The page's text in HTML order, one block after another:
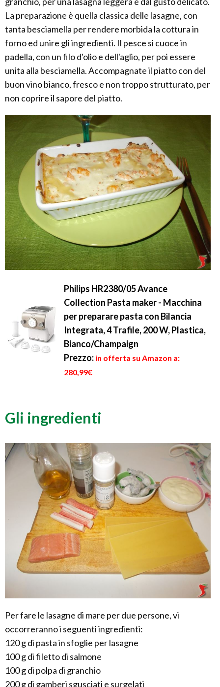
La preparazione è quella classica delle lasagne, con
tanta besciamella per rendere morbida la cottura in
forno ed unire gli ingredienti. Il pesce si cuoce in
padella, con un filo d'olio e dell'aglio, per poi essere
unita alla besciamella. Accompagnate il piatto con del
buon vino bianco, fresco e non troppo strutturato, per
non coprire il sapore del piatto.
Philips HR2380/05 Avance
Collection Pasta maker - Macchina
per preparare pasta con Bilancia
Integrata, 4 Trafile, 200 W, Plastica,
Bianco/Champaign
Prezzo: in offerta su Amazon a:
280,99€
Gli ingredienti
Per fare le lasagne di mare per due persone, vi
occorreranno i seguenti ingredienti:
120 g di pasta in sfoglie per lasagne
100 g di filetto di salmone
100 g di polpa di granchio
200 g di gamberi sgusciati e surgelati